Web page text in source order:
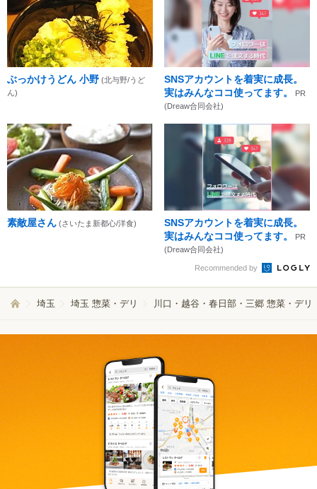
ぶっかけうどん 小野 (北与野/うど
ん)
SNSアカウントを着実に成長。
実はみんなココ使ってます。
PR
(Dreaw合同会社)
素敵屋さん (さいたま新都心/洋食)
SNSアカウントを着実に成長。
実はみんなココ使ってます。
PR
(Dreaw合同会社)
Recommended by
埼玉 埼玉 惣菜・デリ 川口・越谷・春日部・三郷 惣菜・デリ